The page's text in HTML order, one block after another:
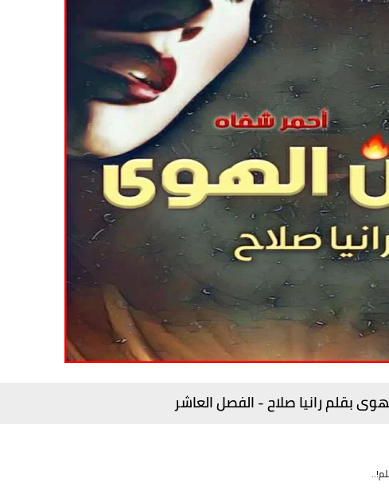
بقلم رانيا صلاح - الفصل العاشر